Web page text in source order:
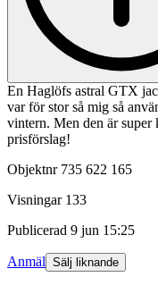
En Haglöfs astral GTX
var för stor så mig så
vintern. Men den är
prisförslag!
Objektnr 735 622 165
Visningar 133
Publicerad 9 jun 15:25
Anmäl Sälj liknande